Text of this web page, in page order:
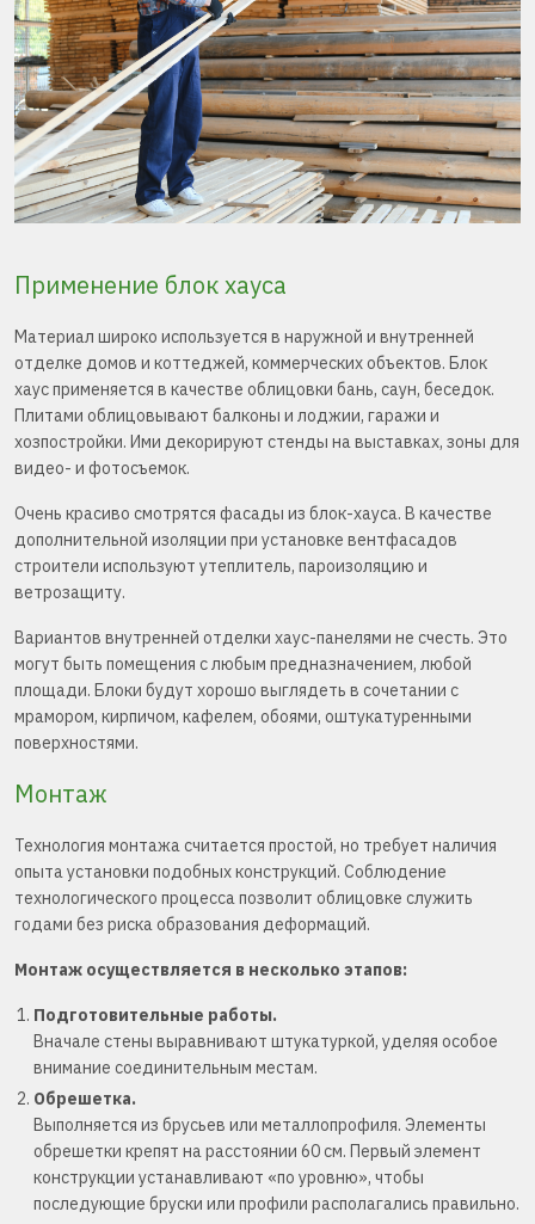
Применение блок хауса
Материал широко используется в наружной и внутренней
отделке домов и коттеджей, коммерческих объектов. Блок
хаус применяется в качестве облицовки бань, саун, беседок.
Плитами облицовывают балконы и лоджии, гаражи и
хозпостройки. Ими декорируют стенды на выставках, зоны для
видео- и фотосъемок.
Очень красиво смотрятся фасады из блок-хауса. В качестве
дополнительной изоляции при установке вентфасадов
строители используют утеплитель, пароизоляцию и
ветрозащиту.
Вариантов внутренней отделки хаус-панелями не счесть. Это
могут быть помещения с любым предназначением, любой
площади. Блоки будут хорошо выглядеть в сочетании с
мрамором, кирпичом, кафелем, обоями, оштукатуренными
поверхностями.
Монтаж
Технология монтажа считается простой, но требует наличия
опыта установки подобных конструкций. Соблюдение
технологического процесса позволит облицовке служить
годами без риска образования деформаций.
Монтаж осуществляется в несколько этапов:
Подготовительные работы.
Вначале стены выравнивают штукатуркой, уделяя особое
внимание соединительным местам.
Обрешетка.
Выполняется из брусьев или металлопрофиля. Элементы
обрешетки крепят на расстоянии 60 см. Первый элемент
конструкции устанавливают «по уровню», чтобы
последующие бруски или профили располагались правильно.